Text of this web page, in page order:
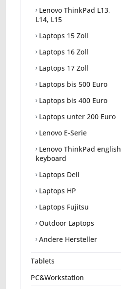
Lenovo ThinkPad L13,
L14, L15
Laptops 15 Zoll
Laptops 16 Zoll
Laptops 17 Zoll
Laptops bis 500 Euro
Laptops bis 400 Euro
Laptops unter 200 Euro
Lenovo E-Serie
Lenovo ThinkPad english
keyboard
Laptops Dell
Laptops HP
Laptops Fujitsu
Outdoor Laptops
Andere Hersteller
Tablets
PC&Workstation